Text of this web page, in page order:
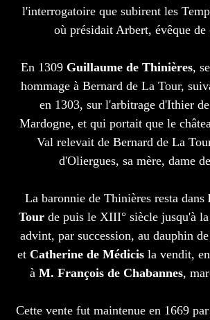
l'interrogatoire que subirent les
où présidait Arbert, évêque
En 1309 Guillaume de Thinières,
hommage à Bernard de La Tour,
en 1303, sur l'arbitrage d'Ithier
Mardogne, et qui portait que le
Val relevait de Bernard de La
d'Oliergues, sa mère, dame
La baronnie de Thinières resta dans
Tour de puis le XIII° siècle jusqu'à
advint, par succession, au dauphin
et Catherine de Médicisla vendit,
à M. François de Chabannes,
Cette vente fut maintenue en 1669